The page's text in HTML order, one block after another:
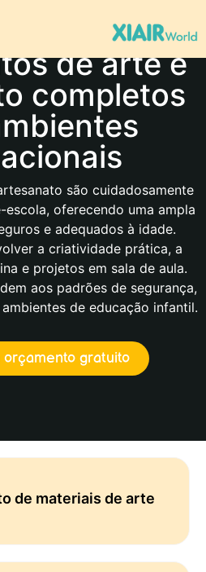
de arte e
completos
são cuidadosamente
oferecendo uma ampla
e adequados à idade.
a criatividade prática, a
e projetos em sala de aula.
aos padrões de segurança,
de educação infantil.
orçamento gratuito
de materiais de arte